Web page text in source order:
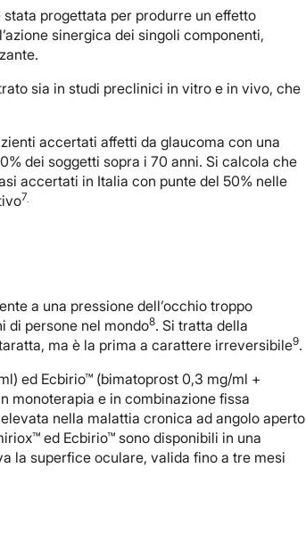
progettata per produrre un effetto
sinergica dei singoli componenti,
sia in studi preclinici in vitro e in vivo, che
accertati affetti da glaucoma con una
dei soggetti sopra i 70 anni. Si calcola che
accertati in Italia con punte del 50% nelle
7
a una pressione dell’occhio troppo
di persone nel mondo8. Si tratta della
ma è la prima a carattere irreversibile9.
ed Ecbirio™ (bimatoprost 0,3 mg/ml +
monoterapia e in combinazione fissa
nella malattia cronica ad angolo aperto
ed Ecbirio™ sono disponibili in una
la superfice oculare, valida fino a tre mesi